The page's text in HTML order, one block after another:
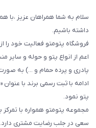
سلام به شما همراهان عزیز ،با
داشته باشیم.
اعم از انواع پتو و حوله و سایر
پادری و پرده حمام و ...) به
ادامه با ثبت رسمی برند با
پتو نمود.
مجموعه پتومتو همواره با
سعی در جلب رضایت مشتری دارد.